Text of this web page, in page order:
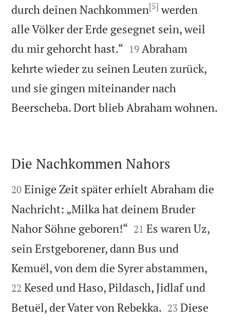
durch deinen Nachkommen[5] werden
alle Völker der Erde gesegnet sein, weil
du mir gehorcht hast.“ 

19 Abraham
kehrte wieder zu seinen Leuten zurück,
und sie gingen miteinander nach
Beerscheba. Dort blieb Abraham wohnen.

Die Nachkommen Nahors

20 Einige Zeit später erhielt Abraham die
Nachricht: „Milka hat deinem Bruder
Nahor Söhne geboren!“ 

21 Es waren Uz,
sein Erstgeborener, dann Bus und
Kemuël, von dem die Syrer abstammen,
22 Kesed und Haso, Pildasch, Jidlaf und
Betuël, der Vater von Rebekka. 

23 Diese